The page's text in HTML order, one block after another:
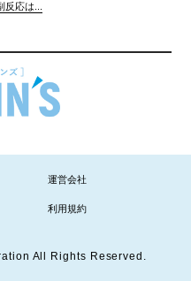
応は...
運営会社
利用規約
All Rights Reserved.